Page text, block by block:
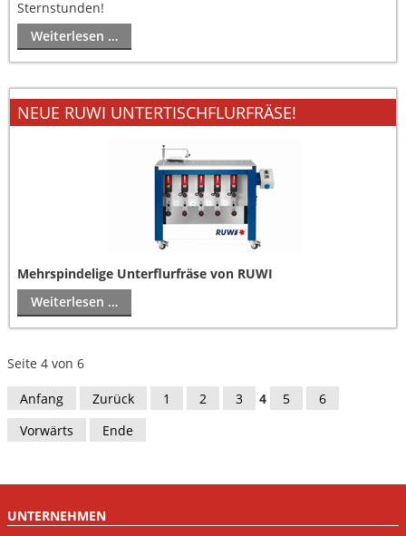
Sternstunden!
Weiterlesen …
NEUE RUWI UNTERTISCHFLURFRÄSE!
Mehrspindelige Unterflurfräse von RUWI
Weiterlesen …
Seite 4 von 6
Anfang Zurück 1 2 3 4 5
6
Vorwärts
Ende
UNTERNEHMEN